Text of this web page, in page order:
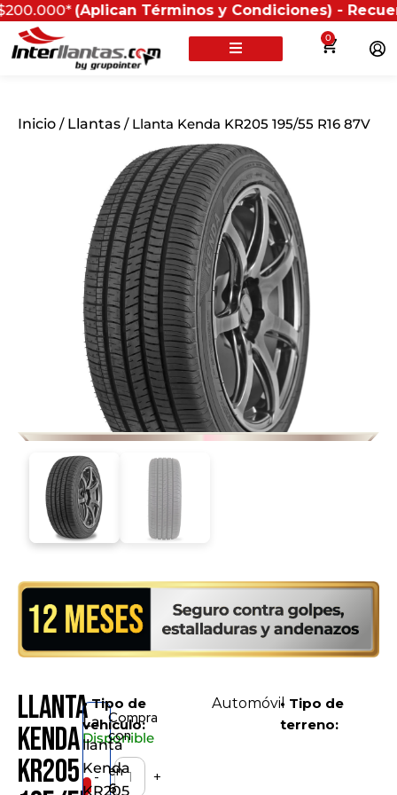
(Aplican Términos y Condiciones) - Recuerda
0
Inicio / Llantas / Llanta Kenda KR205 195/55 R16 87V
Llanta
Kenda
KR205
Disponible
- +
Compra
con
en
6
La
llanta
Kenda
KR205
• Tipo de
vehículo:
Automóvil• Tipo de
terreno: